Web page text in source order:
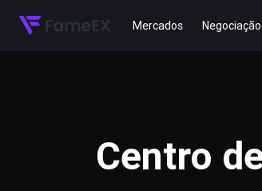
Mercados Negociação
Centro